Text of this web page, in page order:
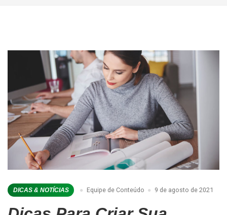
DICAS & NOTÍCIAS Equipe de Conteúdo 9 de agosto de 2021